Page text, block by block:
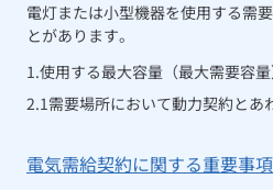
電灯または小型機器を使用する需
とがあります。
使用する最大容量（最大需要容
1需要場所において動力契約とあ
電気需給契約に関する重要事